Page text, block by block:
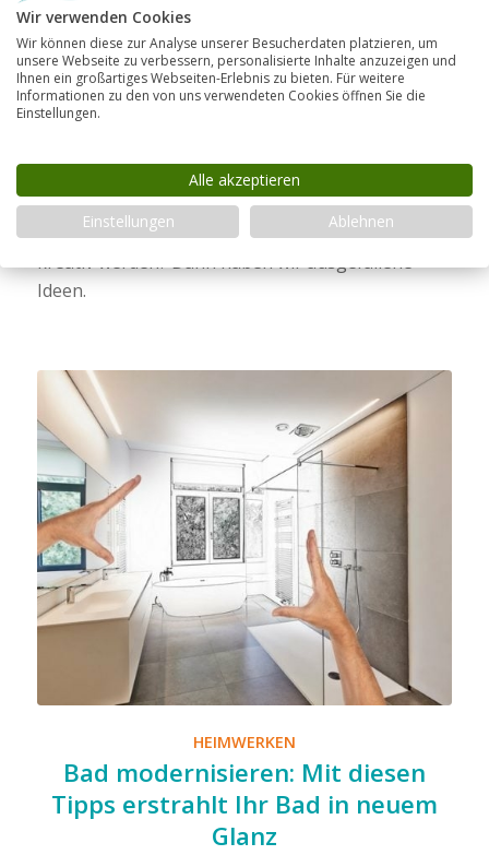
Toilettenpapierhalter selber
machen: 3 Kreative Ideen zum
Nachmachen
Die meisten Toilettenpapierhalter tragen kaum
etwas zum Ambiente im Badezimmer bei. Sie
möchten Ihr Badezimmer auffrischen und selbst
kreativ werden? Dann haben wir ausgefallene
Ideen.
HEIMWERKEN
Bad modernisieren: Mit diesen
Tipps erstrahlt Ihr Bad in neuem
Glanz
Wir verwenden Cookies
Wir können diese zur Analyse unserer Besucherdaten platzieren, um
unsere Webseite zu verbessern, personalisierte Inhalte anzuzeigen und
Ihnen ein großartiges Webseiten-Erlebnis zu bieten. Für weitere
Informationen zu den von uns verwendeten Cookies öffnen Sie die
Einstellungen.
Alle akzeptieren
Einstellungen
Ablehnen